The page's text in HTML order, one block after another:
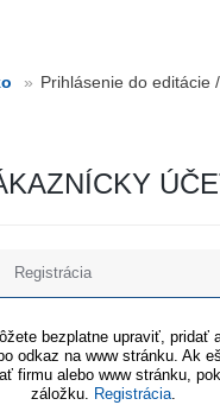
Prihlásenie do editácie
Registrácia
bezplatne upraviť, pridať
odkaz na www stránku. Ak
firmu alebo www stránku,
záložku. Registrácia.